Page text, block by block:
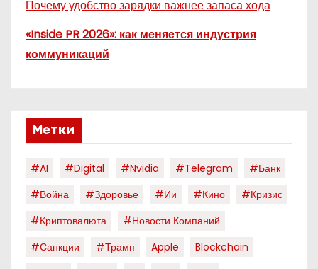
Почему удобство зарядки важнее запаса хода
«Inside PR 2026»: как меняется индустрия
коммуникаций
Метки
#AI #digital #nvidia #telegram
#банк
#война
#здоровье #ии #кино
#кризис
#криптовалюта
#новости Компаний
#санкции
#трамп Apple
Blockchain